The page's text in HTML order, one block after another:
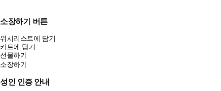
소장하기 버튼
위시리스트에 담기
카트에 담기
선물하기
소장하기
성인 인증 안내